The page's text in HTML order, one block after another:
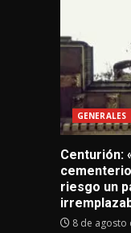
GENERALES
Centurión:
riesgo un
8 de agosto